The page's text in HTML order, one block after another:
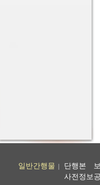
일반간행물 단행본
사전정보